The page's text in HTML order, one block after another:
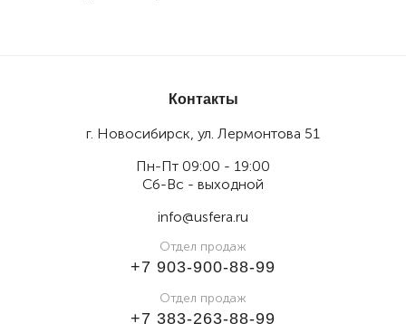
Контакты
г. Новосибирск, ул. Лермонтова 51
Пн-Пт 09:00 - 19:00
Сб-Вс - выходной
info@usfera.ru
Отдел продаж
+7 903-900-88-99
Отдел продаж
+7 383-263-88-99